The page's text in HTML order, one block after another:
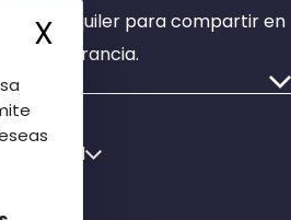
X Ocultar la
en alquiler para compartir en
de Francia.
nosotros
Español
Français